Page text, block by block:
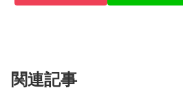
関連記事